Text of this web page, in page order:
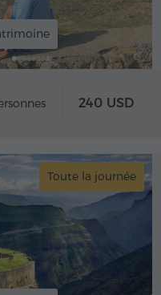
240 USD
Toute la journée